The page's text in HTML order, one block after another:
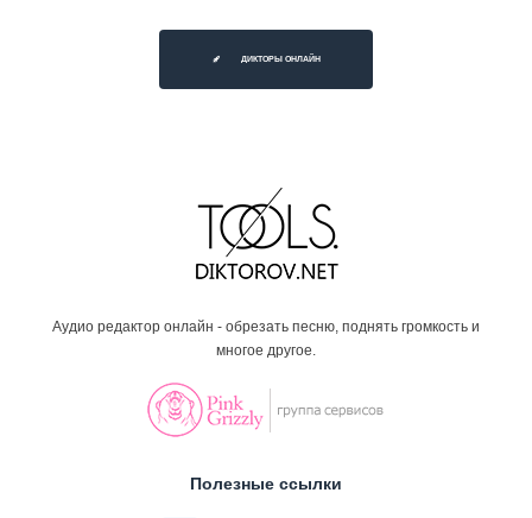
ДИКТОРЫ ОНЛАЙН
Аудио редактор онлайн - обрезать песню, поднять громкость и
многое другое.
Полезные ссылки